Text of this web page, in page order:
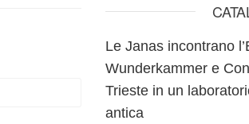
Le Janas incontrano
Wunderkammer e
Trieste in un
antica